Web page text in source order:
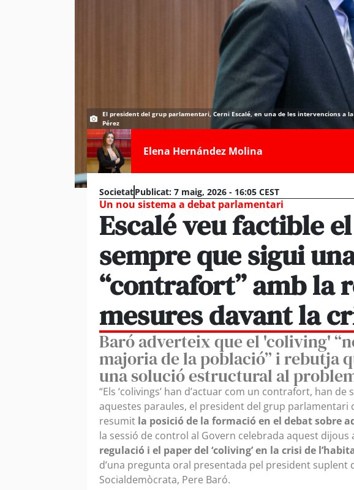
El president del grup parlamentari, Cerni Escalé, en una de les intervencions a
Pérez
Elena Hernández Molina
SocietatPublicat: 7 maig, 2026 - 16:05 CEST
Un nou sistema a debat parlamentari
Escalé veu factible el
sempre que sigui
“contrafort” amb la
mesures davant la
Baró adverteix que el 'coliving'
majoria de la població” i rebutja
una solució estructural al
“Els ‘colivings’ han d’actuar com un contrafort, han de
aquestes paraules, el president del grup parlamentari
resumit la posició de la formació en el debat sobre
la sessió de control al Govern celebrada aquest dijous
regulació i el paper del ‘coliving’ en la crisi de
d’una pregunta oral presentada pel president suplent
Socialdemòcrata, Pere Baró.